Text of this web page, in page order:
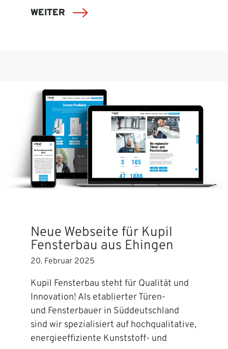
WEITER
Neue Webseite für Kupil
Fensterbau aus Ehingen
20. Februar 2025
Kupil Fensterbau steht für Qualität und
Innovation! Als etablierter Türen-
und Fensterbauer in Süddeutschland
sind wir spezialisiert auf hochqualitative,
energieeffiziente Kunststoff- und